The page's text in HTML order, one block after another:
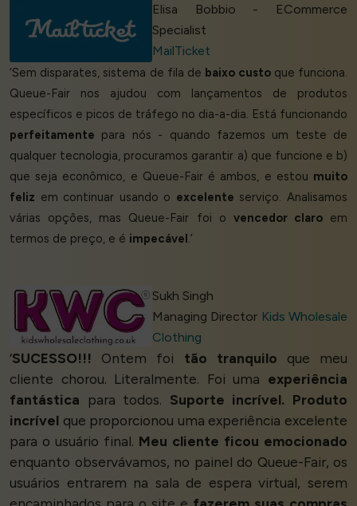
Elisa Bobbio - ECommerce
Specialist
MailTicket
‘Sem disparates, sistema de fila de baixo custoque funciona.
Queue-Fair nos ajudou com lançamentos de produtos
específicos e picos de tráfego no dia-a-dia. Está funcionando
perfeitamente para nós - quando fazemos um teste de
qualquer tecnologia, procuramos garantir a) que funcione e b)
que seja econômico, e Queue-Fair é ambos, e estou muito
feliz em continuar usando o excelente serviço. Analisamos
várias opções, mas Queue-Fair foi o vencedor claroem
termos de preço, e é impecável .’
Sukh Singh
Managing Director Kids Wholesale
Clothing
‘SUCESSO!!! Ontem foi tão tranquilo que meu
cliente chorou. Literalmente. Foi uma experiência
fantástica para todos. Suporte incrível. Produto
incrível que proporcionou uma experiência excelente
para o usuário final. Meu cliente ficou emocionado
enquanto observávamos, no painel do Queue-Fair, os
usuários entrarem na sala de espera virtual, serem